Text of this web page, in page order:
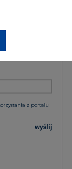
z portalu
wyślij